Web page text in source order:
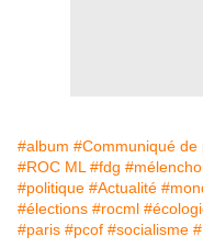
#album #Communiqué de
#ROC ML #fdg
#politique #Actualité
#élections #rocml
#paris #pcof #socialisme